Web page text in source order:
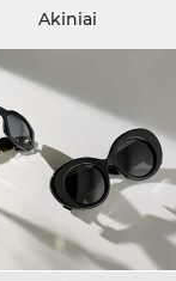
Akiniai